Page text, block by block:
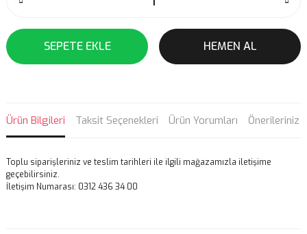
SEPETE EKLE HEMEN AL
Ürün Bilgileri Taksit Seçenekleri Ürün Yorumları Önerileriniz
Toplu siparişleriniz ve teslim tarihleri ile ilgili mağazamızla iletişime
geçebilirsiniz.
İletişim Numarası: 0312 436 34 00